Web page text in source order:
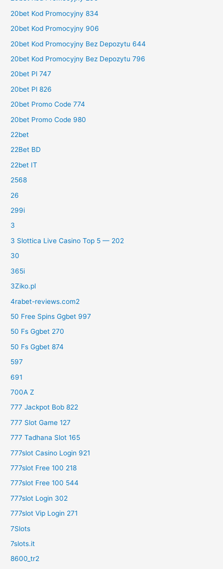
20bet Kod Promocyjny 834
20bet Kod Promocyjny 906
20bet Kod Promocyjny Bez Depozytu 644
20bet Kod Promocyjny Bez Depozytu 796
20bet Pl 747
20bet Pl 826
20bet Promo Code 774
20bet Promo Code 980
22bet
22Bet BD
22bet IT
2568
26
299i
3
3 Slottica Live Casino Top 5 — 202
30
365i
3Ziko.pl
4rabet-reviews.com2
50 Free Spins Ggbet 997
50 Fs Ggbet 270
50 Fs Ggbet 874
597
691
700A Z
777 Jackpot Bob 822
777 Slot Game 127
777 Tadhana Slot 165
777slot Casino Login 921
777slot Free 100 218
777slot Free 100 544
777slot Login 302
777slot Vip Login 271
7Slots
7slots.it
8600_tr2